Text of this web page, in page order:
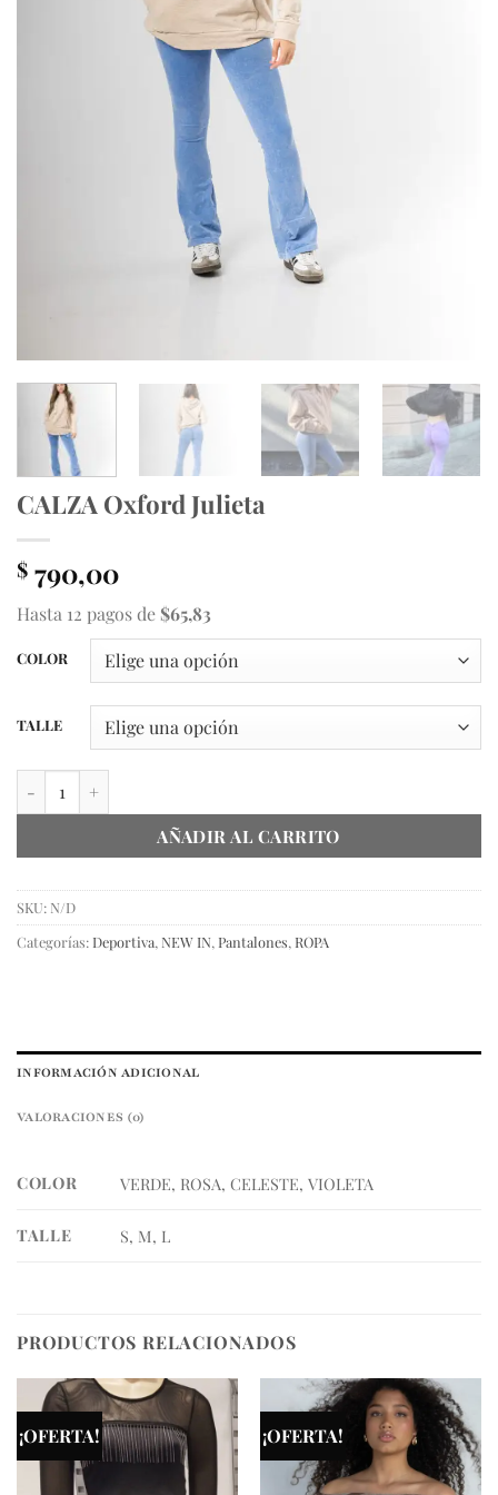
CALZA Oxford Julieta
$ 790,00
Hasta 12 pagos de $65,83
COLOR
TALLE
AÑADIR AL CARRITO
SKU: N/D
Categorías: Deportiva, NEW IN, Pantalones, ROPA
INFORMACIÓN ADICIONAL
VALORACIONES (0)
COLOR VERDE, ROSA, CELESTE, VIOLETA
TALLE S, M, L
PRODUCTOS RELACIONADOS
¡OFERTA! ¡OFERTA!